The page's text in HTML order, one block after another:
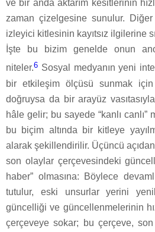
ve bir anda aktarım kesitlerinin
zaman çizelgesine sunulur.
izleyici kitlesinin kayıtsız ilgilerine
İşte bu bizim genelde onun
niteler.6 Sosyal medyanın yeni
bir etkileşim ölçüsü sunmak için
doğruysa da bir arayüz
hâle gelir; bu sayede “kanlı
bu biçim altında bir kitleye
alarak şekillendirilir. Üçüncü
son olaylar çerçevesindeki
haber” olmasına: Böylece
tutulur, eski unsurlar yerini
güncelliği ve güncellenmelerinin
çerçeveye sokar; bu çerçeve,